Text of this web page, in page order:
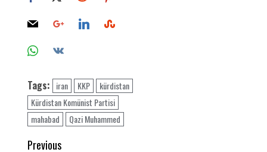
Tags: iran KKP
kürdistan
Kürdistan Komünist Partisi
mahabad
Qazi Muhammed
Post
Previous